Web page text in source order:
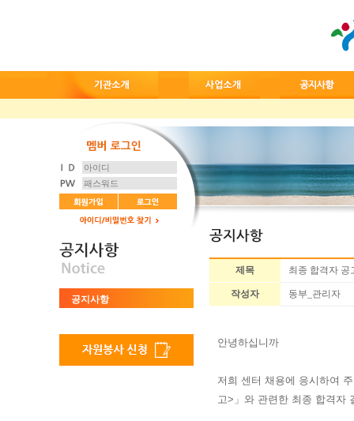
공지사항
제목 최종 합격자 공
작성자 동부_관리자
안녕하십니까
저희 센터 채용에 응시하여
고>」와 관련한 최종 합격자